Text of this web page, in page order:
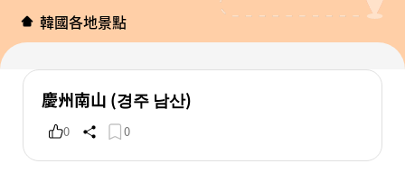
韓國各地景點
慶州南山 (경주 남산)
0 0